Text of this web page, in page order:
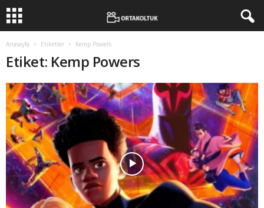
Anasayfa Etiketler Kemp Powers
Etiket: Kemp Powers